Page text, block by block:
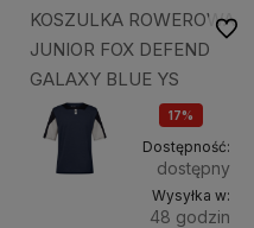
KOSZULKA ROWEROWA
JUNIOR FOX DEFEND
GALAXY BLUE YS
17%
OKAZJA
Dostępność:
dostępny
Wysyłka w:
48 godzin
Do